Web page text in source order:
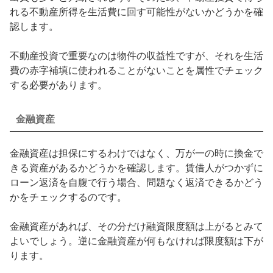
れる不動産所得を生活費に回す可能性がないかどうかを確
認します。
不動産投資で重要なのは物件の収益性ですが、それを生活
費の赤字補填に使われることがないことを属性でチェック
する必要があります。
金融資産
金融資産は担保にするわけではなく、万が一の時に換金で
きる資産があるかどうかを確認します。賃借人がつかずに
ローン返済を自腹で行う場合、問題なく返済できるかどう
かをチェックするのです。
金融資産があれば、その分だけ融資限度額は上がるとみて
よいでしょう。逆に金融資産が何もなければ限度額は下が
ります。